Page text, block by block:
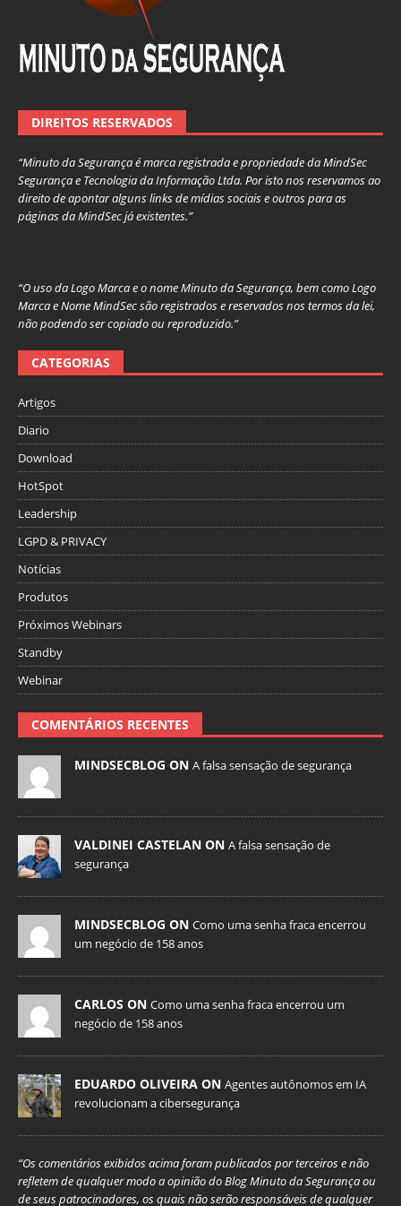
DIREITOS RESERVADOS
“Minuto da Segurança é marca registrada e propriedade da MindSec
Segurança e Tecnologia da Informação Ltda. Por isto nos reservamos ao
direito de apontar alguns links de mídias sociais e outros para as
páginas da MindSec já existentes.”
“O uso da Logo Marca e o nome Minuto da Segurança, bem como Logo
Marca e Nome MindSec são registrados e reservados nos termos da lei,
não podendo ser copiado ou reproduzido.”
CATEGORIAS
Artigos
Diario
Download
HotSpot
Leadership
LGPD & PRIVACY
Notícias
Produtos
Próximos Webinars
Standby
Webinar
COMENTÁRIOS RECENTES
MINDSECBLOG ON A falsa sensação de segurança
VALDINEI CASTELAN ON A falsa sensação de
segurança
MINDSECBLOG ON Como uma senha fraca encerrou
um negócio de 158 anos
CARLOS ON Como uma senha fraca encerrou um
negócio de 158 anos
EDUARDO OLIVEIRA ON Agentes autônomos em IA
revolucionam a cibersegurança
“Os comentários exibidos acima foram publicados por terceiros e não
refletem de qualquer modo a opinião do Blog Minuto da Segurança ou
de seus patrocinadores, os quais não serão responsáveis de qualquer